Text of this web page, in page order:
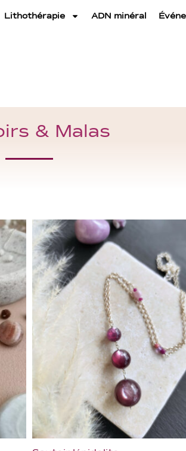
Lithothérapie ADN minéral
& Malas